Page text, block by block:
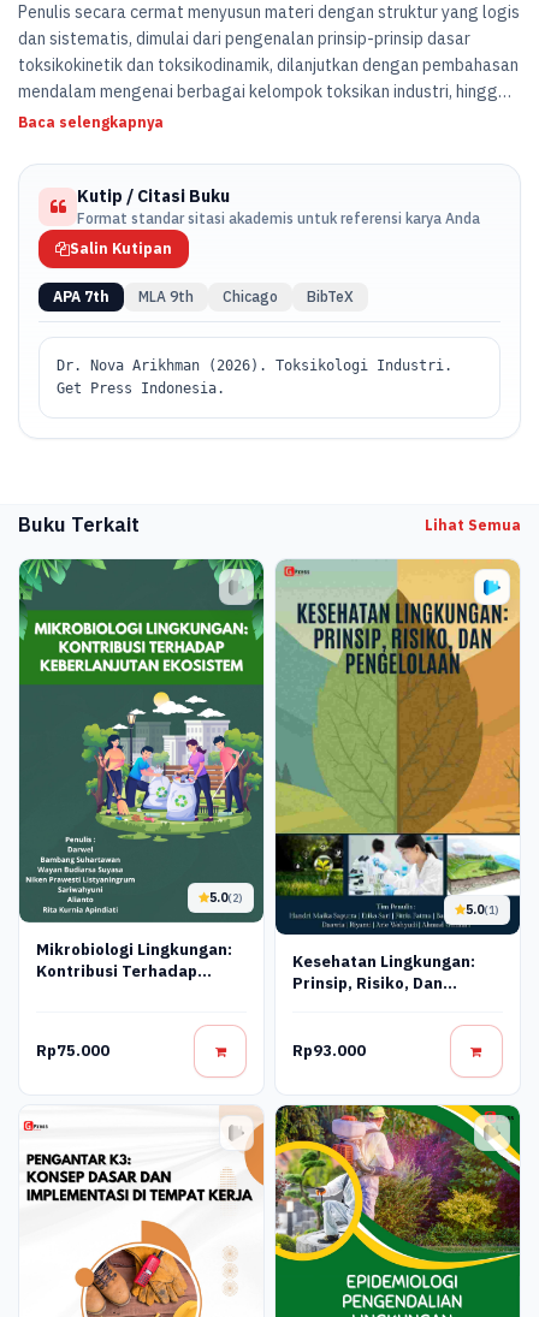
Penulis secara cermat menyusun materi dengan struktur yang logis
dan sistematis, dimulai dari pengenalan prinsip-prinsip dasar
toksikokinetik dan toksikodinamik, dilanjutkan dengan pembahasan
mendalam mengenai berbagai kelompok toksikan industri, hingga
puncaknya pada strategi manajemen risiko dan intervensi
pendekatannya yang holistik, yang tidak hanya memaparkan aspek
klinis dan biologis dari toksisitas, tetapi juga mengintegrasikannya
dengan kerangka regulasi K3 yang berlaku di Indonesia serta studi
kasus relevan yang diambil dari realitas industri dalam negeri.
Baca selengkapnya
Kutip / Citasi Buku
Format standar sitasi akademis untuk referensi karya Anda
Salin Kutipan
APA 7th MLA 9th Chicago BibTeX
Dr. Nova Arikhman (2026). Toksikologi Industri.
Get Press Indonesia.
Buku Terkait Lihat Semua
5.0(2)
Mikrobiologi Lingkungan:
Kontribusi Terhadap
Rp75.000
5.0(1)
Kesehatan Lingkungan:
Prinsip, Risiko, Dan
Rp93.000